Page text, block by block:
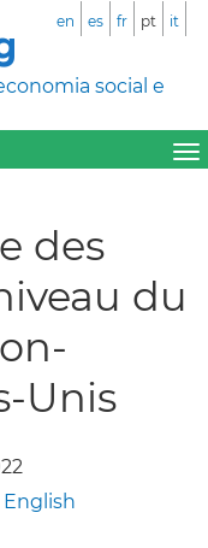
social e
en es fr pt it
des
du
Unis
English